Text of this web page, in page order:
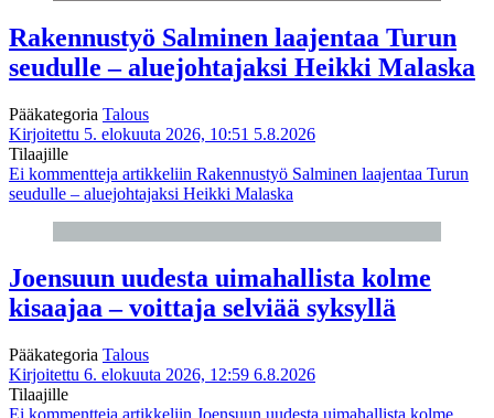
Rakennustyö Salminen laajentaa Turun
seudulle – aluejohtajaksi Heikki Malaska
Pääkategoria Talous
Kirjoitettu 5. elokuuta 2026, 10:51 5.8.2026
Tilaajille
Ei kommentteja artikkeliin Rakennustyö Salminen laajentaa Turun
seudulle – aluejohtajaksi Heikki Malaska
Joensuun uudesta uimahallista kolme
kisaajaa – voittaja selviää syksyllä
Pääkategoria Talous
Kirjoitettu 6. elokuuta 2026, 12:59 6.8.2026
Tilaajille
Ei kommentteja artikkeliin Joensuun uudesta uimahallista kolme